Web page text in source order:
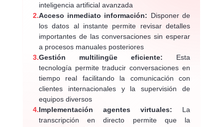
inteligencia artificial avanzada
2.Acceso inmediato información: Disponer de
los datos al instante permite revisar detalles
importantes de las conversaciones sin esperar
a procesos manuales posteriores
3.Gestión multilingüe eficiente: Esta
tecnología permite traducir conversaciones en
tiempo real facilitando la comunicación con
clientes internacionales y la supervisión de
equipos diversos
4.Implementación agentes virtuales: La
transcripción en directo permite que la